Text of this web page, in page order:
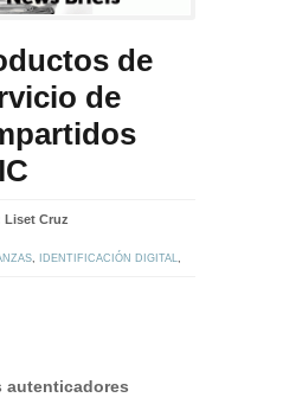
de
de
Liset Cruz
, IDENTIFICACIÓN DIGITAL,
autenticadores